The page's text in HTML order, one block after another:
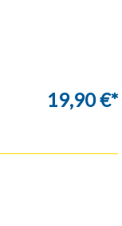
19,90 €*